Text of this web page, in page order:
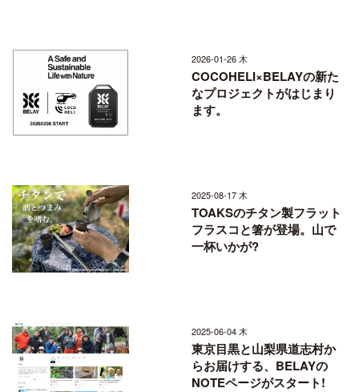
2026-01-26 木
COCOHELI×BELAYの新た
なプロジェクトがはじまり
ます。
2025-08-17 木
TOAKSのチタン製フラット
フラスコと箸が登場。山で
一杯いかが?
2025-06-04 木
東京目黒と山梨県道志村か
らお届けする、BELAYの
NOTEページがスタート!